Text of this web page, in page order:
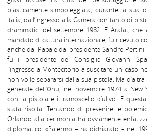
plasticamente simboleggiata, durante la sua
Italia, dall’ingresso alla Camera con tanto di
drammatici del settembre 1982. E Arafat,
mandato di cattura internazionale, fu ricevuto
anche dal Papa e dal presidente Sandro
fu il presidente del Consiglio Giovanni
l’ingresso a Montecitorio a suscitare un caso
non volle separarsi dalla sua pistola. Ma d’altra
generale dell’Onu, nel novembre 1974 a New
con la pistola e il ramoscello d’ulivo. E
stata risolta. Tentando di prevenire le
Orlando alla cerimonia ha ovviamente
diplomatico. «Palermo – ha dichiarato – nel